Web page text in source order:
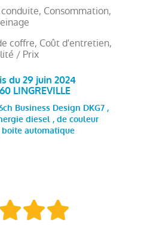
Consommation,
coffre, Coût d'entretien,
/ Prix
du 29 juin 2024
LINGREVILLE
Business Design DKG7 ,
diesel , de couleur
automatique